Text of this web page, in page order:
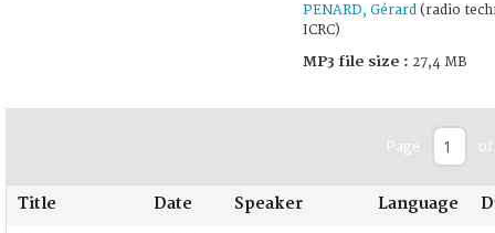
PENARD, Gérard (radio
ICRC)
MP3 file size : 27,4 MB
Page of
Title Date Speaker Language